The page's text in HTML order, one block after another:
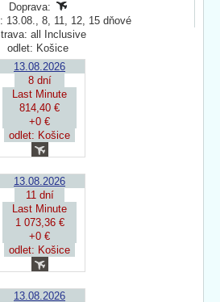
Doprava:
13.08., 8, 11, 12, 15 dňové
all Inclusive
odlet: Košice
13.08.2026
8 dní
Last Minute
814,40 €
+0 €
odlet: Košice
13.08.2026
11 dní
Last Minute
1 073,36 €
+0 €
odlet: Košice
13.08.2026